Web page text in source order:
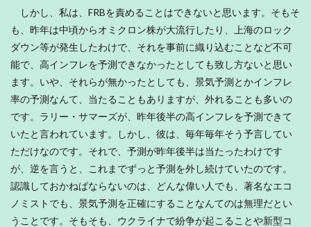
しかし、私は、FRBを責めることはできないと思います。そもそ
も、昨年は中頃からオミクロン株が大流行したり、上海のロック
ダウン等が発生したわけで、それを事前に織り込むことなど不可
能で、高インフレを予測できなかったとしても致し方ないと思い
ます。いや、それらが無かったとしても、景気予測とかインフレ
率の予測なんて、当たることもありますが、外れることも多いの
です。ラリー・サマーズが、昨年後半の高インフレを予測できて
いたと言われています。しかし、彼は、毎年毎年そう予言してい
ただけなのです。それで、予測が昨年後半は当たったわけです
が、逆を言うと、これまでずっと予測を外し続けていたのです。
認識しておかねばならないのは、どんな偉い人でも、著名なエコ
ノミストでも、景気予測を正確にすることなんてのは無理だとい
うことです。そもそも、ウクライナで紛争が起こることや新型コ